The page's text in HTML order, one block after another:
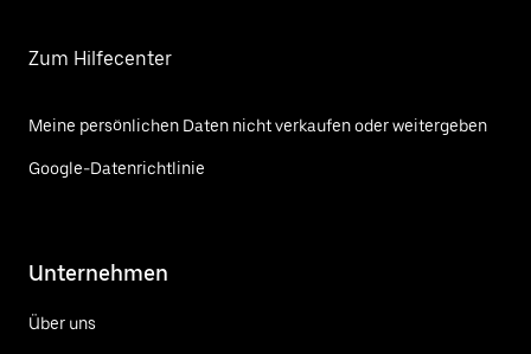
Zum Hilfecenter
Meine persönlichen Daten nicht verkaufen oder weitergeben
Google-Datenrichtlinie
Unternehmen
Über uns